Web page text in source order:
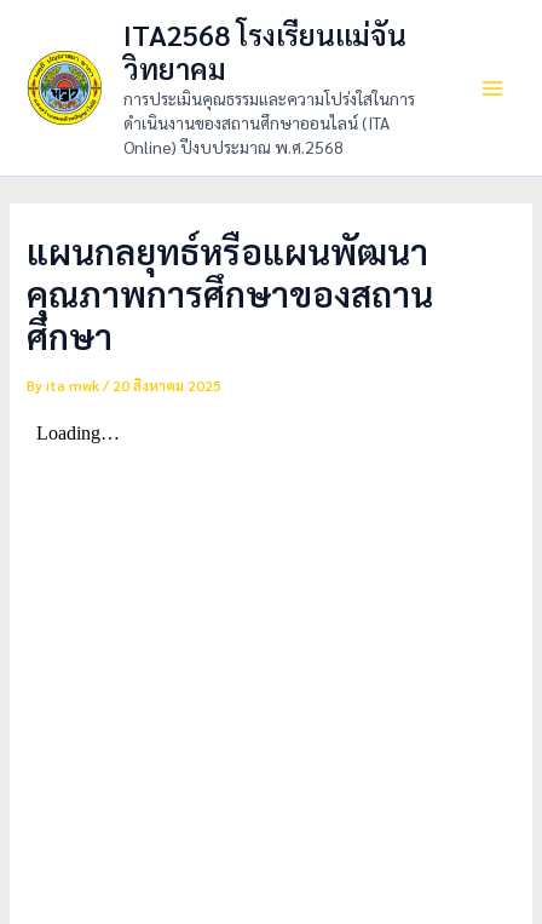
content
ITA2568 โรงเรียนแม่จัน
วิทยาคม
การประเมินคุณธรรมและความโปร่งใสในการ
ดำเนินงานของสถานศึกษาออนไลน์ (ITA
Online) ปีงบประมาณ พ.ศ.2568
แผนกลยุทธ์หรือแผนพัฒนา
คุณภาพการศึกษาของสถาน
ศึกษา
Byita mwk/20 สิงหาคม 2025